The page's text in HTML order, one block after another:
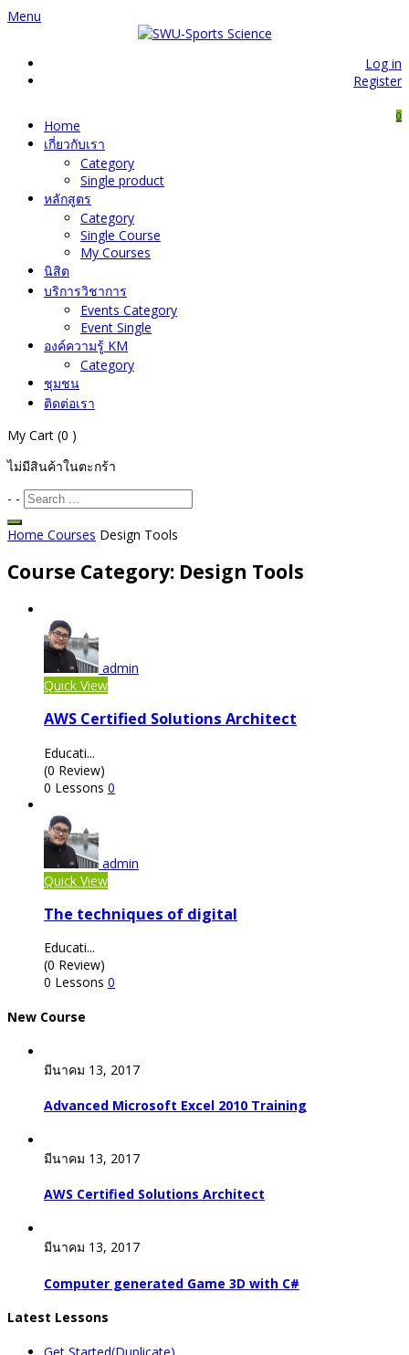
Menu
Log in
Register
0
Home
เกี่ยวกับเรา
Category
Single product
หลักสูตร
Category
Single Course
My Courses
นิสิต
บริการวิชาการ
Events Category
Event Single
องค์ความรู้ KM
Category
ชุมชน
ติดต่อเรา
My Cart (0 )
ไม่มีสินค้าในตะกร้า
- -
Home Courses Design Tools
Course Category: Design Tools
admin
Quick View
AWS Certified Solutions Architect
Educati...
(0 Review)
0 Lessons 0
admin
Quick View
The techniques of digital
Educati...
(0 Review)
0 Lessons 0
New Course
มีนาคม 13, 2017
Advanced Microsoft Excel 2010 Training
มีนาคม 13, 2017
AWS Certified Solutions Architect
มีนาคม 13, 2017
Computer generated Game 3D with C#
Latest Lessons